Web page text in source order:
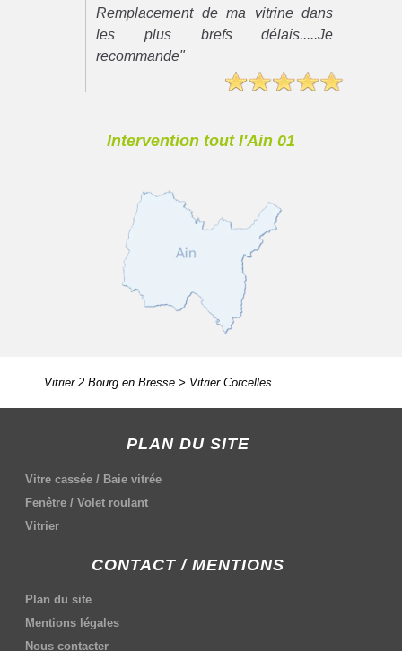
Remplacement de ma vitrine dans
les plus brefs délais.....Je
recommande"
Intervention tout l'Ain 01
Vitrier 2 Bourg en Bresse> Vitrier Corcelles
PLAN DU SITE
Vitre cassée / Baie vitrée
Fenêtre /Volet roulant
Vitrier
CONTACT / MENTIONS
Plan du site
Mentions légales
Nous contacter